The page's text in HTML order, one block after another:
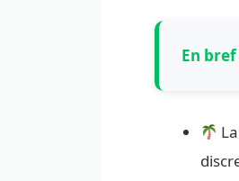
En bref
La